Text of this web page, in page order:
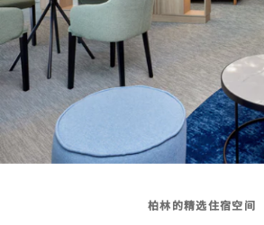
柏林的精选住宿空间